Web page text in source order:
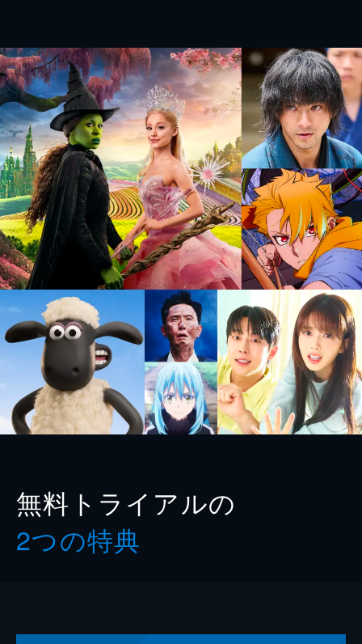
無料トライアルの
2つの特典